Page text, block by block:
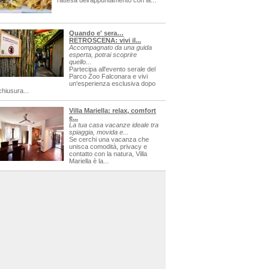
Quando e' sera…
RETROSCENA: vivi il...
Accompagnato da una guida
esperta, potrai scoprire
quello...
Partecipa all'evento serale del
Parco Zoo Falconara e vivi
un'esperienza esclusiva dopo
Villa Mariella: relax, comfort
e...
La tua casa vacanze ideale tra
spiaggia, movida e...
Se cerchi una vacanza che
unisca comodità, privacy e
contatto con la natura, Villa
Mariella è la...